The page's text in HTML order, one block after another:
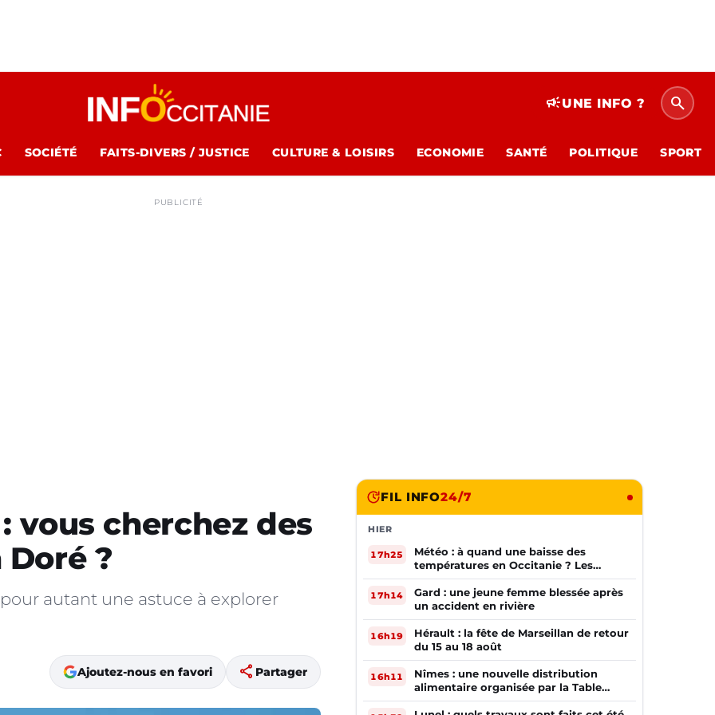
campaignUNE INFO ? search
SOCIÉTÉ FAITS-DIVERS / JUSTICE CULTURE & LOISIRS ECONOMIE SANTÉ POLITIQUE SPORT
PUBLICITÉ
vous cherchez des
?
autant une astuce à explorer
Ajoutez-nous en favori share Partager
FIL INFO24/7
HIER
17h25
Météo : à quand une baisse des
températures en Occitanie ? Les
prévisions
17h14
Gard : une jeune femme blessée après
un accident en rivière
16h19
Hérault : la fête de Marseillan de retour
du 15 au 18 août
16h11
Nîmes : une nouvelle distribution
alimentaire organisée par la Table
Ouverte